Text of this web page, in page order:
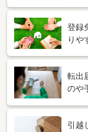
登録
りや
転出
のや
引越